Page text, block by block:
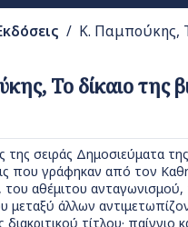
/ Κ. Παμπούκης,
Το δίκαιο της
της σειράς Δημοσιεύματα
που γράφηκαν από τον
του αθέμιτου ανταγωνισμού,
άλλων
διακριτικού τίτλου·